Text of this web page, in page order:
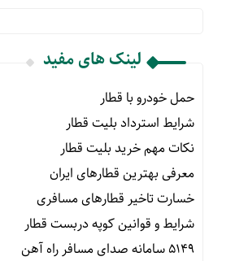
لینک های مفید
حمل خودرو با قطار
شرایط استرداد بلیت قطار
نکات مهم خرید بلیت قطار
معرفی بهترین قطارهای ایران
خسارت تاخیر قطارهای مسافری
شرایط و قوانین کوپه دربست قطار
۵۱۴۹ سامانه صدای مسافر راه آهن